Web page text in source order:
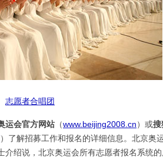
志愿者合唱团
运会官方网站 （www.beijing2008.cn）或搜
）了解招募工作和报名的详细信息。北京奥
介绍说，北京奥运会所有志愿者报名系统